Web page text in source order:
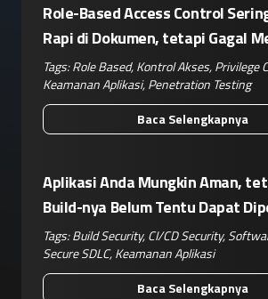
Role-Based Access Control
Rapi di Dokumen, tetapi Gagal
Operasional Nyata
Tags:Role Based,Kontrol Akses,Privilege
Keamanan Aplikasi,Penetration Testing
Baca Selengkapnya
Aplikasi Anda Mungkin Aman,
Build-nya Belum Tentu Dapat
Tags:Build Security,CI/CD Security,
Secure SDLC,Keamanan Aplikasi
Baca Selengkapnya